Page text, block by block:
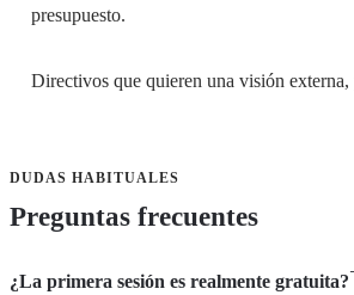
presupuesto.
Directivos que quieren una visión externa,
DUDAS HABITUALES
Preguntas frecuentes
¿La primera sesión es realmente gratuita?